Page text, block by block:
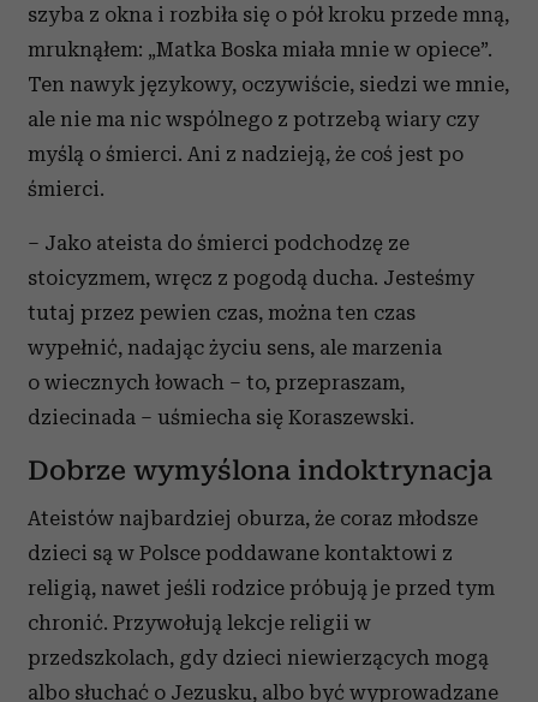
szyba z okna i rozbiła się o pół kroku przede mną,
mruknąłem: „Matka Boska miała mnie w opiece”.
Ten nawyk językowy, oczywiście, siedzi we mnie,
ale nie ma nic wspólnego z potrzebą wiary czy
myślą o śmierci. Ani z nadzieją, że coś jest po
śmierci.
– Jako ateista do śmierci podchodzę ze
stoicyzmem, wręcz z pogodą ducha. Jesteśmy
tutaj przez pewien czas, można ten czas
wypełnić, nadając życiu sens, ale marzenia
o wiecznych łowach – to, przepraszam,
dziecinada – uśmiecha się Koraszewski.
Dobrze wymyślona indoktrynacja
Ateistów najbardziej oburza, że coraz młodsze
dzieci są w Polsce poddawane kontaktowi z
religią, nawet jeśli rodzice próbują je przed tym
chronić. Przywołują lekcje religii w
przedszkolach, gdy dzieci niewierzących mogą
albo słuchać o Jezusku, albo być wyprowadzane